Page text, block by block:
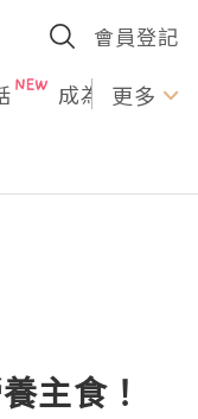
會員登記
成為U更多
主食！